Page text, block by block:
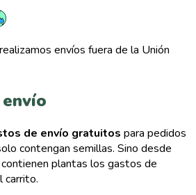
envíos fuera de la Unión
de envío gratuitos para pedidos
contengan semillas. Sino desde
plantas los gastos de
carrito.